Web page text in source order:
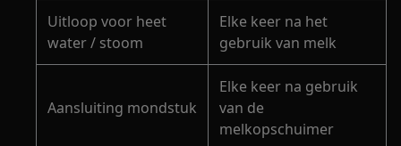
Uitloop voor heet
water / stoom
Elke keer na het
gebruik van melk
Aansluiting mondstuk
Elke keer na gebruik
van de
melkopschuimer